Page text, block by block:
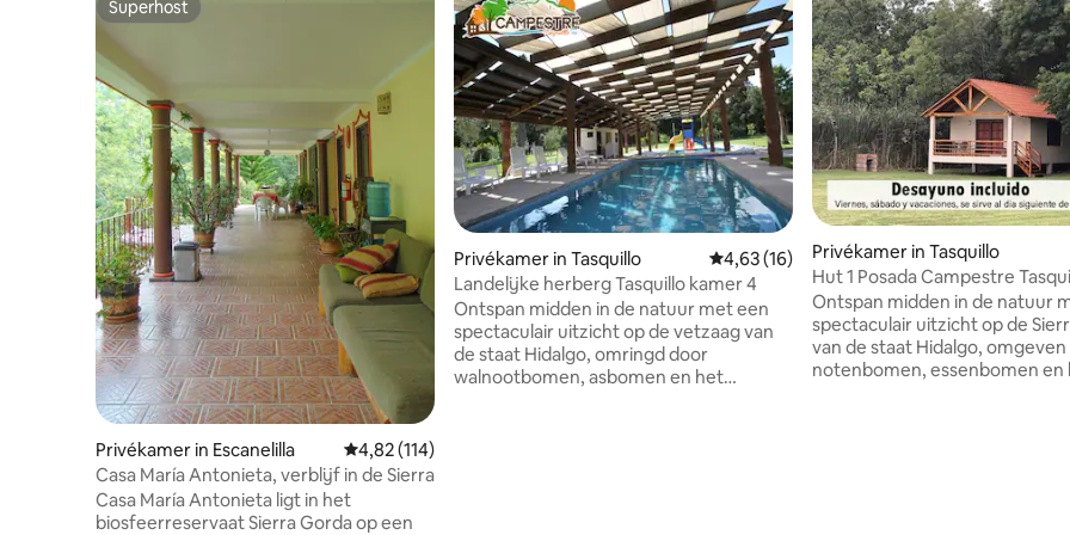
Superhost
Superhost
Privékamer in Escanelilla Gemiddelde beoordeling van 4,82 uit 5, 114 recensies
4,82 (114)
Casa María Antonieta, verblijf in de Sierra
Casa María Antonieta ligt in het
biosfeerreservaat Sierra Gorda op een
Privékamer in Tasquillo Gemiddelde beoordeling van 4,63 uit 5, 16
4,63 (16)
Landelijke herberg Tasquillo kamer 4
Ontspan midden in de natuur met een
spectaculair uitzicht op de vetzaag van
de staat Hidalgo, omringd door
walnootbomen, asbomen en het
Privékamer in Tasquillo
Hut 1 Posada Campestre
Ontspan midden in de natuur
spectaculair uitzicht op de
van de staat Hidalgo,
notenbomen, essenbomen en